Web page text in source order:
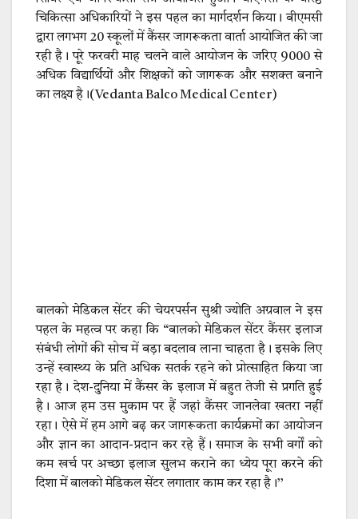
चिकित्सा अधिकारियों ने इस पहल का मार्गदर्शन किया। बीएमसी
द्वारा लगभग 20 स्कूलों में कैंसर जागरूकता वार्ता आयोजित की जा
रही है। पूरे फरवरी माह चलने वाले आयोजन के जरिए 9000 से
अधिक विद्यार्थियों और शिक्षकों को जागरूक और सशक्त बनाने
का लक्ष्य है।(Vedanta Balco Medical Center)
बालको मेडिकल सेंटर की चेयरपर्सन सुश्री ज्योति अग्रवाल ने इस
पहल के महत्व पर कहा कि “बालको मेडिकल सेंटर कैंसर इलाज
संबंधी लोगों की सोच में बड़ा बदलाव लाना चाहता है। इसके लिए
उन्हें स्वास्थ्य के प्रति अधिक सतर्क रहने को प्रोत्साहित किया जा
रहा है। देश-दुनिया में कैंसर के इलाज में बहुत तेजी से प्रगति हुई
है। आज हम उस मुकाम पर हैं जहां कैंसर जानलेवा खतरा नहीं
रहा। ऐसे में हम आगे बढ़ कर जागरूकता कार्यक्रमों का आयोजन
और ज्ञान का आदान-प्रदान कर रहे हैं। समाज के सभी वर्गों को
कम खर्च पर अच्छा इलाज सुलभ कराने का ध्येय पूरा करने की
दिशा में बालको मेडिकल सेंटर लगातार काम कर रहा है।’’